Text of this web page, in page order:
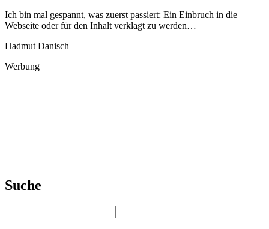
Ich bin mal gespannt, was zuerst passiert: Ein Einbruch in die
Webseite oder für den Inhalt verklagt zu werden…
Hadmut Danisch
Werbung
Suche